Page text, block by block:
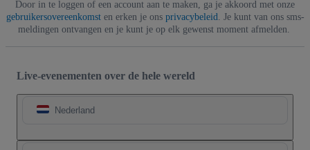
Door in te loggen of een account aan te maken, ga je akkoord met onze
gebruikersovereenkomsten erken je ons privacybeleid. Je kunt van ons sms-
meldingen ontvangen en je kunt je op elk gewenst moment afmelden.
Live-evenementen over de hele wereld
Nederland